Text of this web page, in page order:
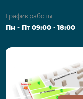
График работы
Пн - Пт 09:00 - 18:00